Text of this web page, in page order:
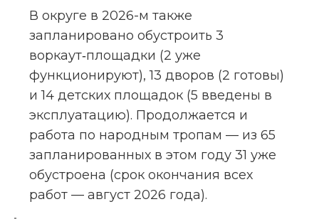
В округе в 2026-м также
запланировано обустроить 3
воркаут‑площадки (2 уже
функционируют), 13 дворов (2 готовы)
и 14 детских площадок (5 введены в
эксплуатацию). Продолжается и
работа по народным тропам — из 65
запланированных в этом году 31 уже
обустроена (срок окончания всех
работ — август 2026 года).